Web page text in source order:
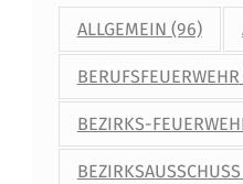
ALLGEMEIN (96)
BERUFSFEUERWEHR
BEZIRKS-
BEZIRKSAUSSCHUSS